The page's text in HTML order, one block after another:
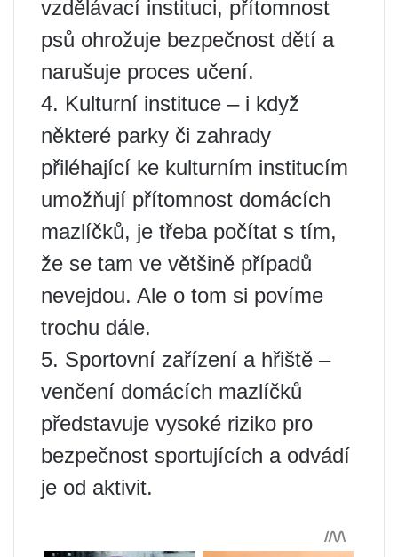
vzdělávací instituci, přítomnost
psů ohrožuje bezpečnost dětí a
narušuje proces učení.
4. Kulturní instituce – i když
některé parky či zahrady
přiléhající ke kulturním institucím
umožňují přítomnost domácích
mazlíčků, je třeba počítat s tím,
že se tam ve většině případů
nevejdou. Ale o tom si povíme
trochu dále.
5. Sportovní zařízení a hřiště –
venčení domácích mazlíčků
představuje vysoké riziko pro
bezpečnost sportujících a odvádí
je od aktivit.